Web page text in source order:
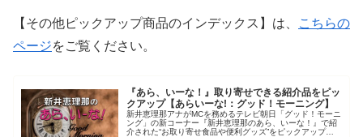
【その他ピックアップ商品のインデックス】は、
こちらの
ページをご覧ください。
『あら、いーな！』取り寄せできる紹介品をピッ
クアップ【あらいーな!：グッド！モーニング】
新井恵理那アナがMCを務めるテレビ朝日「グッド！モーニ
ング」の新コーナー『新井恵理那のあら、いーな！』で紹
介された“お取り寄せ食品や便利グッズ”をピックアップし